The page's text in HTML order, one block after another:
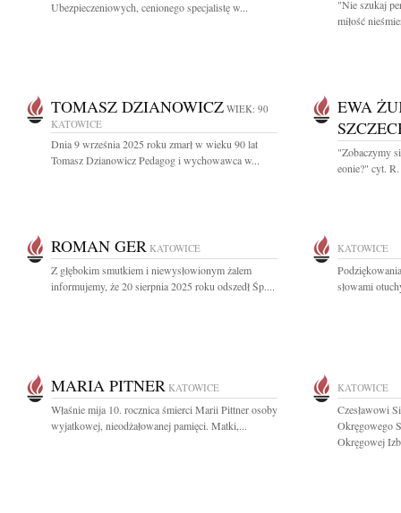
Ubezpieczeniowych, cenionego specjalistę w...
"Nie szukaj
miłość
TOMASZ DZIANOWICZ WIEK: 90
KATOWICE
Dnia 9 września 2025 roku zmarł w wieku 90 lat
Tomasz Dzianowicz Pedagog i wychowawca w...
EWA
"Zobaczymy
eonie?" cyt.
ROMAN GER KATOWICE
Z głębokim smutkiem i niewysłowionym żalem
informujemy, że 20 sierpnia 2025 roku odszedł Śp....
KATOWICE
słowami
MARIA PITNER KATOWICE
Właśnie mija 10. rocznica śmierci Marii Pittner osoby
wyjatkowej, nieodżałowanej pamięci. Matki,...
KATOWICE
Czesławowi
Okręgowego
Okręgowej